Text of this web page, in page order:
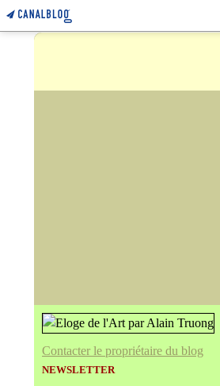
Contacter le propriétaire du blog
NEWSLETTER